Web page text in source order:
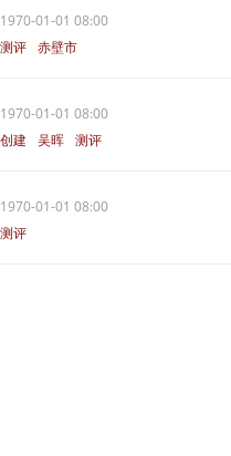
1970-01-01 08:00
测评 赤壁市
1970-01-01 08:00
创建 吴晖 测评
1970-01-01 08:00
测评